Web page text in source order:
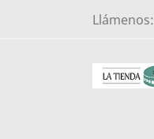
Llámenos: